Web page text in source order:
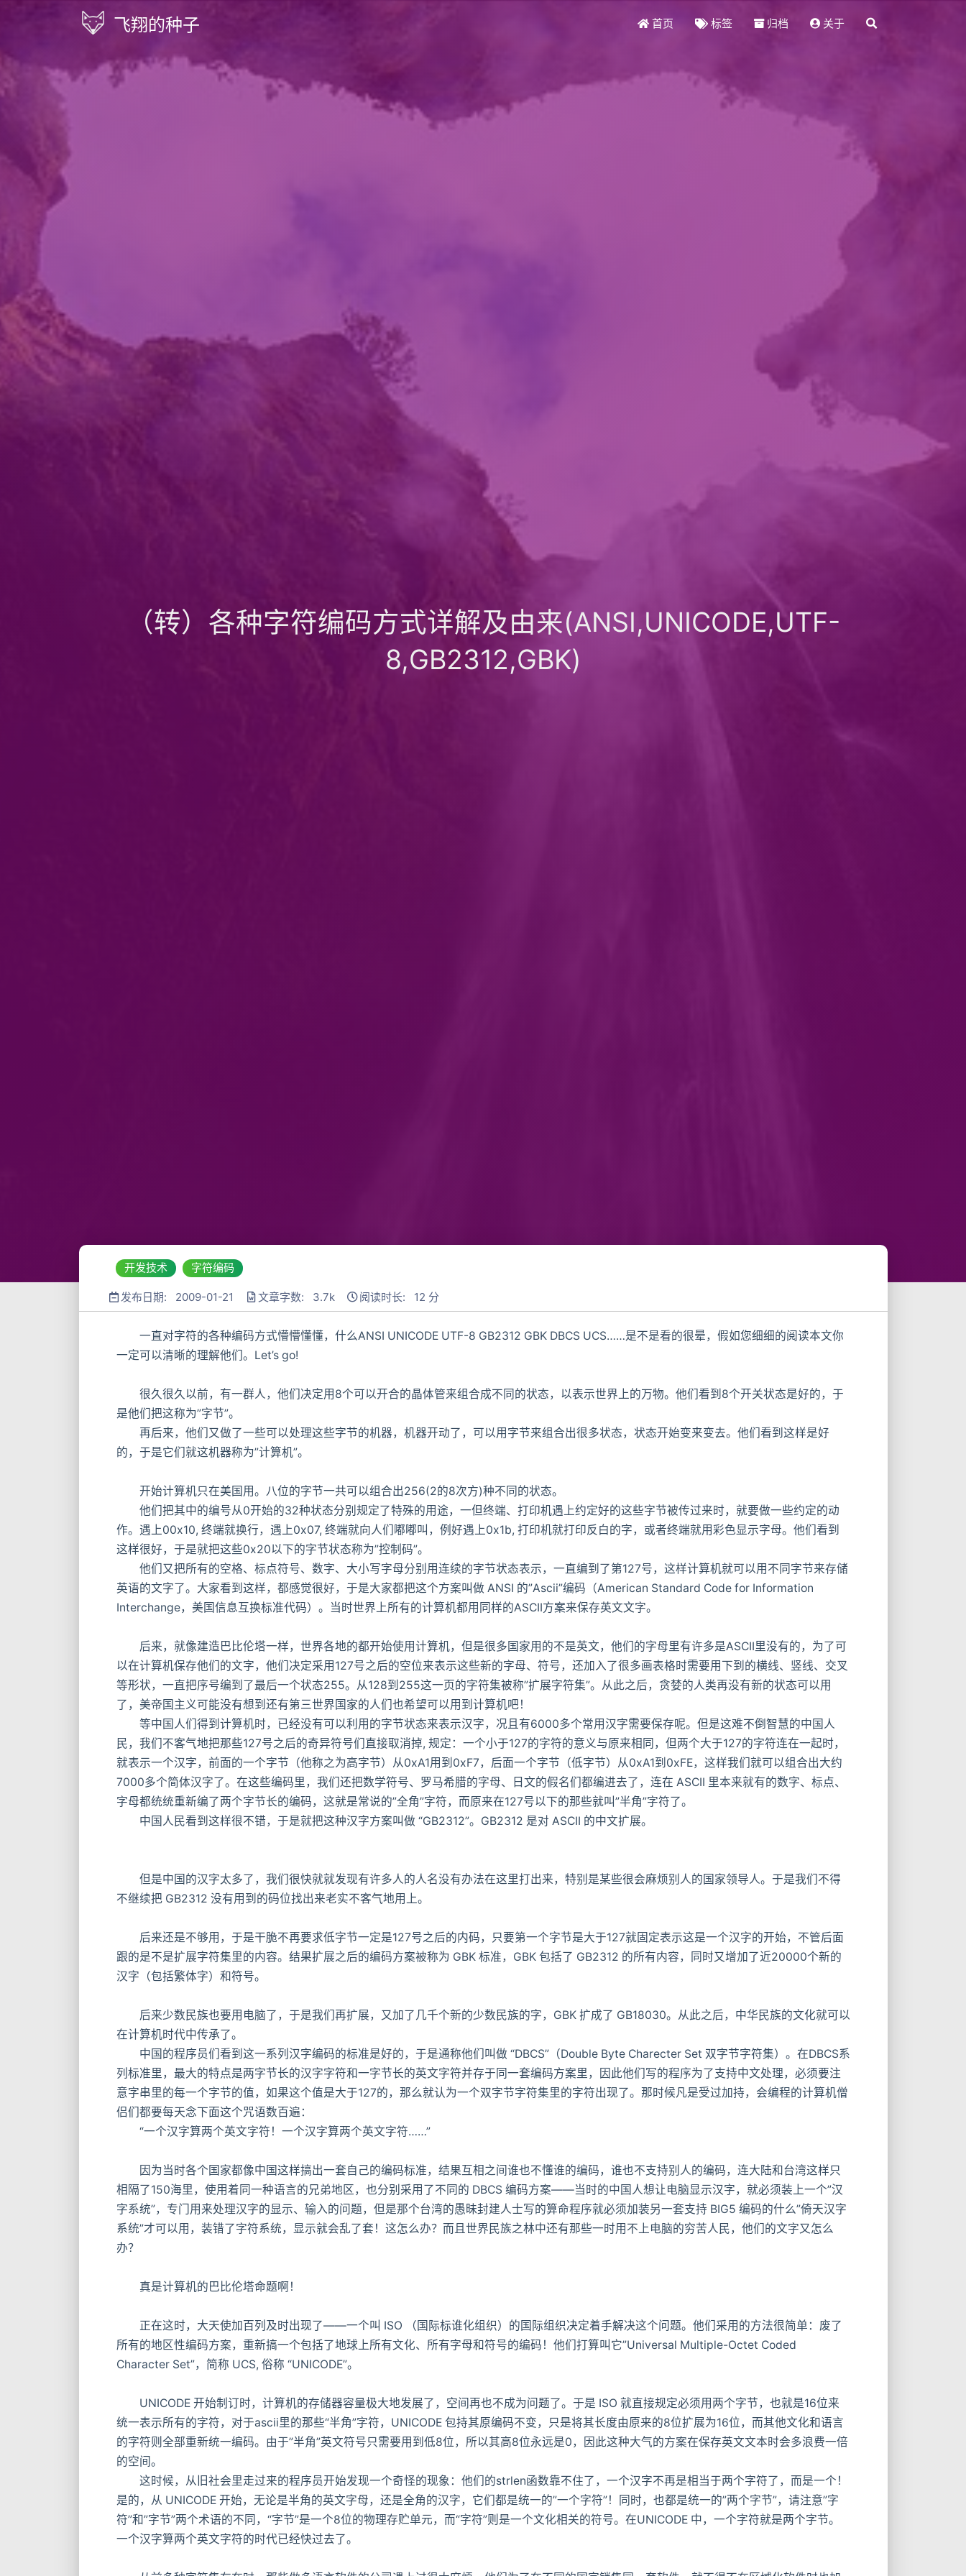
飞翔的种子 首页 标签 归档 关于
（转）各种字符编码方式详解及由来(ANSI,UNICODE,UTF-
8,GB2312,GBK)
开发技术 字符编码
发布日期: 2009-01-21 文章字数: 3.7k 阅读时长: 12 分
一直对字符的各种编码方式懵懵懂懂，什么ANSI UNICODE UTF-8 GB2312 GBK DBCS UCS……是不是看的很晕，假如您细细的阅读本文你
一定可以清晰的理解他们。Let’s go!
很久很久以前，有一群人，他们决定用8个可以开合的晶体管来组合成不同的状态，以表示世界上的万物。他们看到8个开关状态是好的，于
是他们把这称为”字节”。
再后来，他们又做了一些可以处理这些字节的机器，机器开动了，可以用字节来组合出很多状态，状态开始变来变去。他们看到这样是好
的，于是它们就这机器称为”计算机”。
开始计算机只在美国用。八位的字节一共可以组合出256(2的8次方)种不同的状态。
他们把其中的编号从0开始的32种状态分别规定了特殊的用途，一但终端、打印机遇上约定好的这些字节被传过来时，就要做一些约定的动
作。遇上00x10, 终端就换行，遇上0x07, 终端就向人们嘟嘟叫，例好遇上0x1b, 打印机就打印反白的字，或者终端就用彩色显示字母。他们看到
这样很好，于是就把这些0x20以下的字节状态称为”控制码”。
他们又把所有的空格、标点符号、数字、大小写字母分别用连续的字节状态表示，一直编到了第127号，这样计算机就可以用不同字节来存储
英语的文字了。大家看到这样，都感觉很好，于是大家都把这个方案叫做 ANSI 的”Ascii”编码（American Standard Code for Information
Interchange，美国信息互换标准代码）。当时世界上所有的计算机都用同样的ASCII方案来保存英文文字。
后来，就像建造巴比伦塔一样，世界各地的都开始使用计算机，但是很多国家用的不是英文，他们的字母里有许多是ASCII里没有的，为了可
以在计算机保存他们的文字，他们决定采用127号之后的空位来表示这些新的字母、符号，还加入了很多画表格时需要用下到的横线、竖线、交叉
等形状，一直把序号编到了最后一个状态255。从128到255这一页的字符集被称”扩展字符集”。从此之后，贪婪的人类再没有新的状态可以用
了，美帝国主义可能没有想到还有第三世界国家的人们也希望可以用到计算机吧！
等中国人们得到计算机时，已经没有可以利用的字节状态来表示汉字，况且有6000多个常用汉字需要保存呢。但是这难不倒智慧的中国人
民，我们不客气地把那些127号之后的奇异符号们直接取消掉, 规定：一个小于127的字符的意义与原来相同，但两个大于127的字符连在一起时，
就表示一个汉字，前面的一个字节（他称之为高字节）从0xA1用到0xF7，后面一个字节（低字节）从0xA1到0xFE，这样我们就可以组合出大约
7000多个简体汉字了。在这些编码里，我们还把数学符号、罗马希腊的字母、日文的假名们都编进去了，连在 ASCII 里本来就有的数字、标点、
字母都统统重新编了两个字节长的编码，这就是常说的”全角”字符，而原来在127号以下的那些就叫”半角”字符了。
中国人民看到这样很不错，于是就把这种汉字方案叫做 “GB2312”。GB2312 是对 ASCII 的中文扩展。
但是中国的汉字太多了，我们很快就就发现有许多人的人名没有办法在这里打出来，特别是某些很会麻烦别人的国家领导人。于是我们不得
不继续把 GB2312 没有用到的码位找出来老实不客气地用上。
后来还是不够用，于是干脆不再要求低字节一定是127号之后的内码，只要第一个字节是大于127就固定表示这是一个汉字的开始，不管后面
跟的是不是扩展字符集里的内容。结果扩展之后的编码方案被称为 GBK 标准，GBK 包括了 GB2312 的所有内容，同时又增加了近20000个新的
汉字（包括繁体字）和符号。
后来少数民族也要用电脑了，于是我们再扩展，又加了几千个新的少数民族的字，GBK 扩成了 GB18030。从此之后，中华民族的文化就可以
在计算机时代中传承了。
中国的程序员们看到这一系列汉字编码的标准是好的，于是通称他们叫做 “DBCS”（Double Byte Charecter Set 双字节字符集）。在DBCS系
列标准里，最大的特点是两字节长的汉字字符和一字节长的英文字符并存于同一套编码方案里，因此他们写的程序为了支持中文处理，必须要注
意字串里的每一个字节的值，如果这个值是大于127的，那么就认为一个双字节字符集里的字符出现了。那时候凡是受过加持，会编程的计算机僧
侣们都要每天念下面这个咒语数百遍：
“一个汉字算两个英文字符！一个汉字算两个英文字符……”
因为当时各个国家都像中国这样搞出一套自己的编码标准，结果互相之间谁也不懂谁的编码，谁也不支持别人的编码，连大陆和台湾这样只
相隔了150海里，使用着同一种语言的兄弟地区，也分别采用了不同的 DBCS 编码方案——当时的中国人想让电脑显示汉字，就必须装上一个”汉
字系统”，专门用来处理汉字的显示、输入的问题，但是那个台湾的愚昧封建人士写的算命程序就必须加装另一套支持 BIG5 编码的什么”倚天汉字
系统”才可以用，装错了字符系统，显示就会乱了套！这怎么办？而且世界民族之林中还有那些一时用不上电脑的穷苦人民，他们的文字又怎么
办？
真是计算机的巴比伦塔命题啊！
正在这时，大天使加百列及时出现了——一个叫 ISO （国际标谁化组织）的国际组织决定着手解决这个问题。他们采用的方法很简单：废了
所有的地区性编码方案，重新搞一个包括了地球上所有文化、所有字母和符号的编码！他们打算叫它”Universal Multiple-Octet Coded
Character Set”，简称 UCS, 俗称 “UNICODE”。
UNICODE 开始制订时，计算机的存储器容量极大地发展了，空间再也不成为问题了。于是 ISO 就直接规定必须用两个字节，也就是16位来
统一表示所有的字符，对于ascii里的那些“半角”字符，UNICODE 包持其原编码不变，只是将其长度由原来的8位扩展为16位，而其他文化和语言
的字符则全部重新统一编码。由于”半角”英文符号只需要用到低8位，所以其高8位永远是0，因此这种大气的方案在保存英文文本时会多浪费一倍
的空间。
这时候，从旧社会里走过来的程序员开始发现一个奇怪的现象：他们的strlen函数靠不住了，一个汉字不再是相当于两个字符了，而是一个！
是的，从 UNICODE 开始，无论是半角的英文字母，还是全角的汉字，它们都是统一的”一个字符”！同时，也都是统一的”两个字节”，请注意”字
符”和”字节”两个术语的不同，“字节”是一个8位的物理存贮单元，而“字符”则是一个文化相关的符号。在UNICODE 中，一个字符就是两个字节。
一个汉字算两个英文字符的时代已经快过去了。